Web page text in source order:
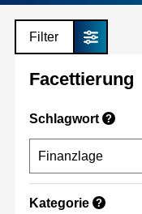
Filter
Facettierung
Schlagwort ?
Kategorie ?